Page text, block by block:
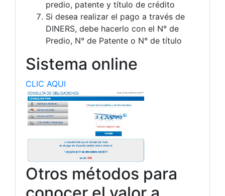
predio, patente y título de crédito
Si desea realizar el pago a través de
DINERS, debe hacerlo con el N° de
Predio, N° de Patente o N° de título
Sistema online
CLIC AQUI
Otros métodos para